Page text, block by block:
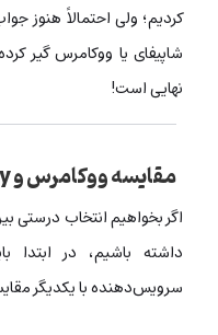
کردیم؛ ولی احتمالاً هنوز
شاپیفای یا ووکامرس گیر
نهایی است!
مقایسه‌ ووکامرس و shopify (
سرویس‌دهنده با یکدیگر